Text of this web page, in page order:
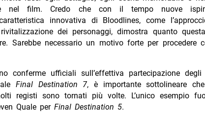
nel film. Credo che con il tempo nuove
innovativa di Bloodlines, come
dei personaggi, dimostra quanto
Sarebbe necessario un motivo forte per procedere
conferme ufficiali sull’effettiva partecipazione degli
Final Destination 7, è importante sottolineare
registi sono tornati più volte. L’unico esempio
Quale per Final Destination 5.